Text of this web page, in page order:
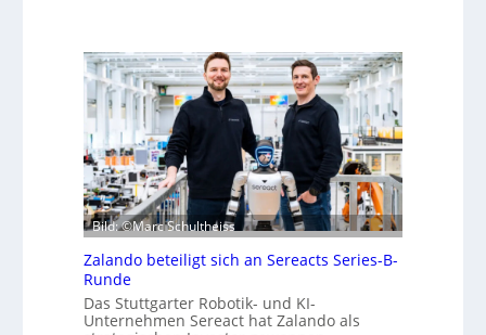
Bild: ©Marc Schultheiss
Zalando beteiligt sich an Sereacts Series-B-
Runde
Das Stuttgarter Robotik- und KI-
Unternehmen Sereact hat Zalando als